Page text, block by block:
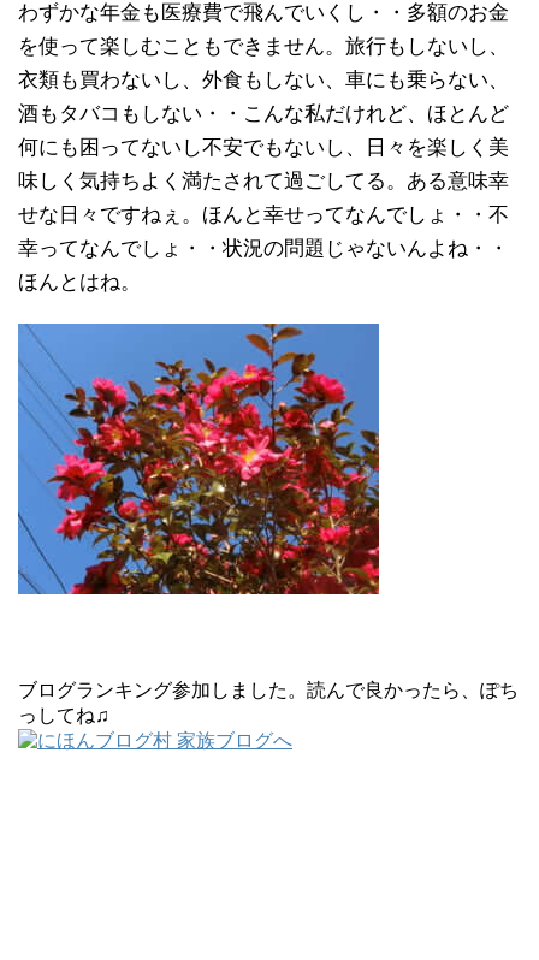
わずかな年金も医療費で飛んでいくし・・多額のお金
を使って楽しむこともできません。旅行もしないし、
衣類も買わないし、外食もしない、車にも乗らない、
酒もタバコもしない・・こんな私だけれど、ほとんど
何にも困ってないし不安でもないし、日々を楽しく美
味しく気持ちよく満たされて過ごしてる。ある意味幸
せな日々ですねぇ。ほんと幸せってなんでしょ・・不
幸ってなんでしょ・・状況の問題じゃないんよね・・
ほんとはね。
ブログランキング参加しました。読んで良かったら、ぽち
っしてね♫